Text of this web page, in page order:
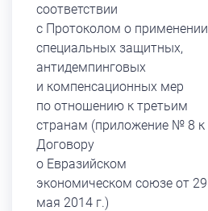
соответствии
с Протоколом о применении
специальных защитных,
антидемпинговых
и компенсационных мер
по отношению к третьим
странам (приложение № 8 к
Договору
о Евразийском
экономическом союзе от 29
мая 2014 г.)